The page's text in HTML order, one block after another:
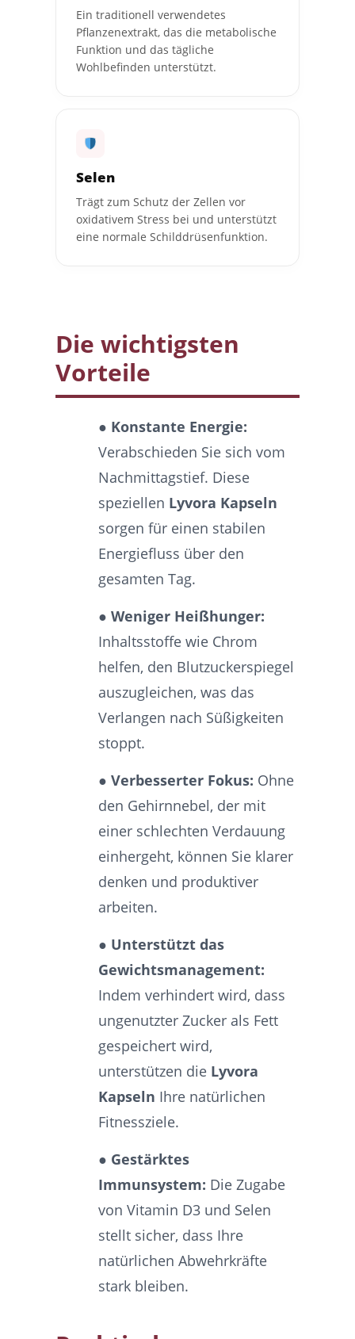
Ein traditionell verwendetes
Pflanzenextrakt, das die metabolische
Funktion und das tägliche
Wohlbefinden unterstützt.
Selen
Trägt zum Schutz der Zellen vor
oxidativem Stress bei und unterstützt
eine normale Schilddrüsenfunktion.
Die wichtigsten
Vorteile
● Konstante Energie:
Verabschieden Sie sich vom
Nachmittagstief. Diese
speziellen Lyvora Kapseln
sorgen für einen stabilen
Energiefluss über den
gesamten Tag.
● Weniger Heißhunger:
Inhaltsstoffe wie Chrom
helfen, den Blutzuckerspiegel
auszugleichen, was das
Verlangen nach Süßigkeiten
stoppt.
● Verbesserter Fokus: Ohne
den Gehirnnebel, der mit
einer schlechten Verdauung
einhergeht, können Sie klarer
denken und produktiver
arbeiten.
● Unterstützt das
Gewichtsmanagement:
Indem verhindert wird, dass
ungenutzter Zucker als Fett
gespeichert wird,
unterstützen die Lyvora
Kapseln Ihre natürlichen
Fitnessziele.
● Gestärktes
Immunsystem: Die Zugabe
von Vitamin D3 und Selen
stellt sicher, dass Ihre
natürlichen Abwehrkräfte
stark bleiben.